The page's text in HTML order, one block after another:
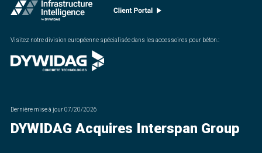
Visitez notre division européenne spécialisée dans les accessoires pour béton.:
Dernière mise à jour07/20/2026
DYWIDAG Acquires Interspan Group